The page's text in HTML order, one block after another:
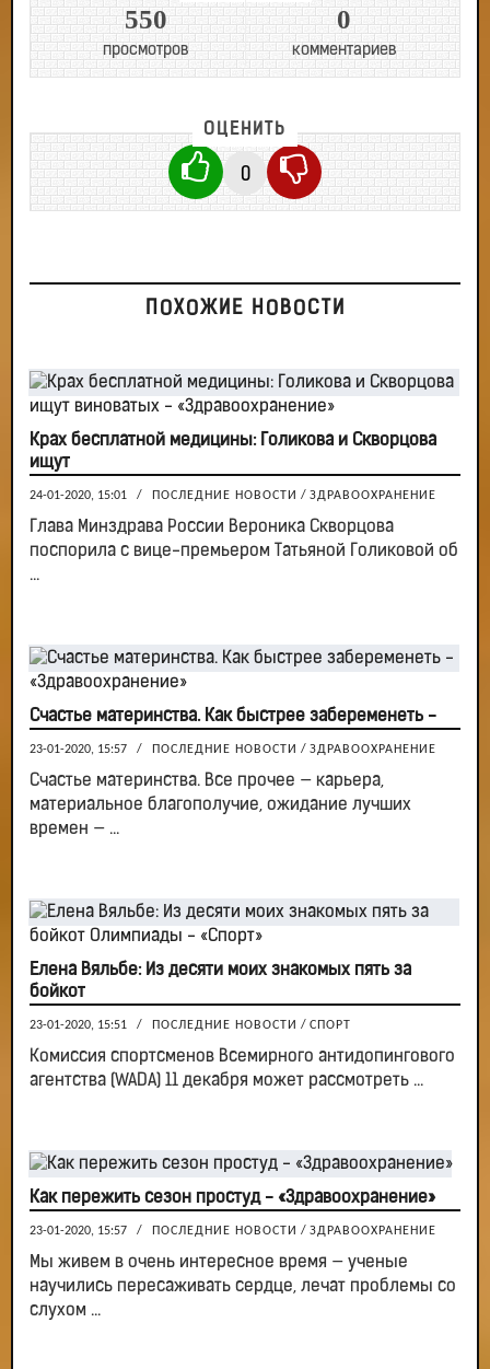
550
просмотров
0
комментариев
ОЦЕНИТЬ
0
ПОХОЖИЕ НОВОСТИ
Крах бесплатной медицины: Голикова и Скворцова
ищут
24-01-2020, 15:01 / ПОСЛЕДНИЕ НОВОСТИ / ЗДРАВООХРАНЕНИЕ
Глава Минздрава России Вероника Скворцова
поспорила с вице-премьером Татьяной Голиковой об
...
Счастье материнства. Как быстрее забеременеть -
23-01-2020, 15:57 / ПОСЛЕДНИЕ НОВОСТИ / ЗДРАВООХРАНЕНИЕ
Счастье материнства. Все прочее — карьера,
материальное благополучие, ожидание лучших
времен — ...
Елена Вяльбе: Из десяти моих знакомых пять за
бойкот
23-01-2020, 15:51 / ПОСЛЕДНИЕ НОВОСТИ / СПОРТ
Комиссия спортсменов Всемирного антидопингового
агентства (WADA) 11 декабря может рассмотреть ...
Как пережить сезон простуд - «Здравоохранение»
23-01-2020, 15:57 / ПОСЛЕДНИЕ НОВОСТИ / ЗДРАВООХРАНЕНИЕ
Мы живем в очень интересное время — ученые
научились пересаживать сердце, лечат проблемы со
слухом ...